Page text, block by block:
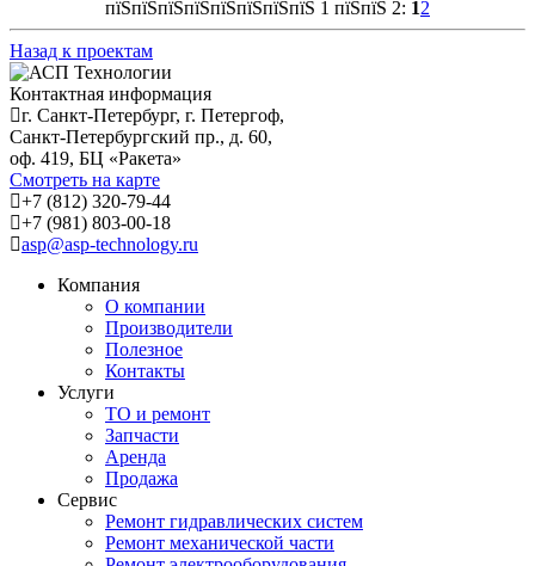
пїЅпїЅпїЅпїЅпїЅпїЅпїЅпїЅ 1 пїЅпїЅ 2: 12
Назад к проектам
Контактная информация
г. Санкт-Петербург, г. Петергоф,
Санкт-Петербургский пр., д. 60,
оф. 419, БЦ «Ракета»
Смотреть на карте
+7 (812) 320-79-44
+7 (981) 803-00-18
asp@asp-technology.ru
Компания
О компании
Производители
Полезное
Контакты
Услуги
ТО и ремонт
Запчасти
Аренда
Продажа
Сервис
Ремонт гидравлических систем
Ремонт механической части